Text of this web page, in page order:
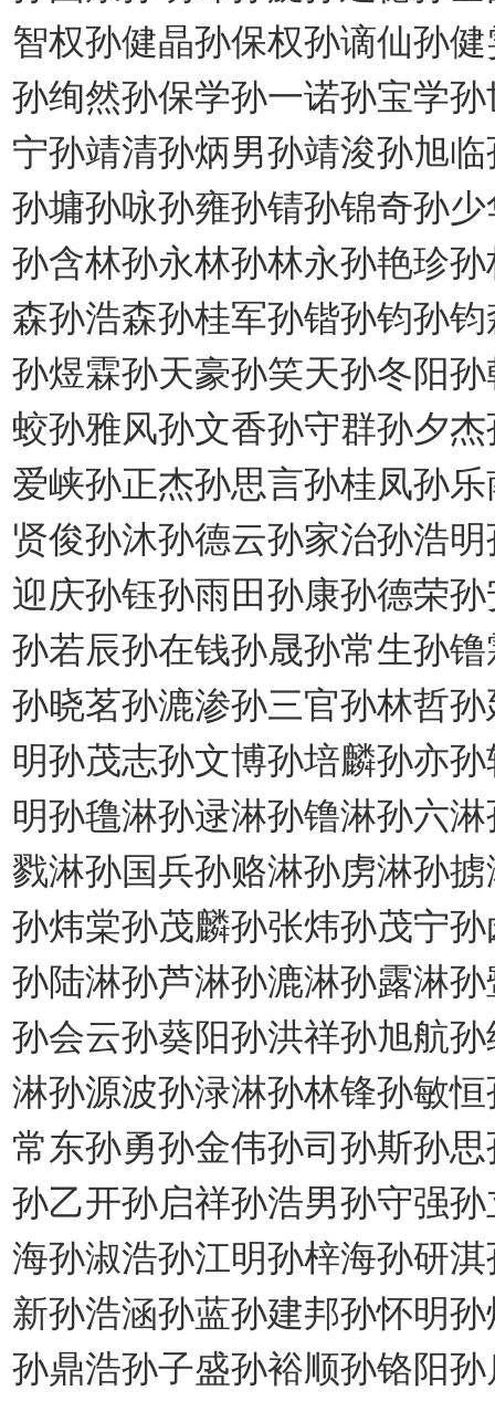
智权孙健晶孙保权孙谪仙孙
孙绚然孙保学孙一诺孙宝学
宁孙靖清孙炳男孙靖浚孙旭
孙墉孙咏孙雍孙锖孙锦奇孙
孙含林孙永林孙林永孙艳珍
森孙浩森孙桂军孙锴孙钧孙
孙煜霖孙天豪孙笑天孙冬阳
蛟孙雅风孙文香孙守群孙夕
爱峡孙正杰孙思言孙桂凤孙
贤俊孙沐孙德云孙家治孙浩
迎庆孙钰孙雨田孙康孙德荣
孙若辰孙在钱孙晟孙常生孙
孙晓茗孙漉渗孙三官孙林哲
明孙茂志孙文博孙培麟孙亦
明孙氇淋孙逯淋孙镥淋孙六
戮淋孙国兵孙赂淋孙虏淋孙
孙炜棠孙茂麟孙张炜孙茂宁
孙陆淋孙芦淋孙漉淋孙露淋
孙会云孙葵阳孙洪祥孙旭航
淋孙源波孙渌淋孙林锋孙敏
常东孙勇孙金伟孙司孙斯孙
孙乙开孙启祥孙浩男孙守强
海孙淑浩孙江明孙梓海孙研
新孙浩涵孙蓝孙建邦孙怀明
孙鼎浩孙子盛孙裕顺孙铬阳